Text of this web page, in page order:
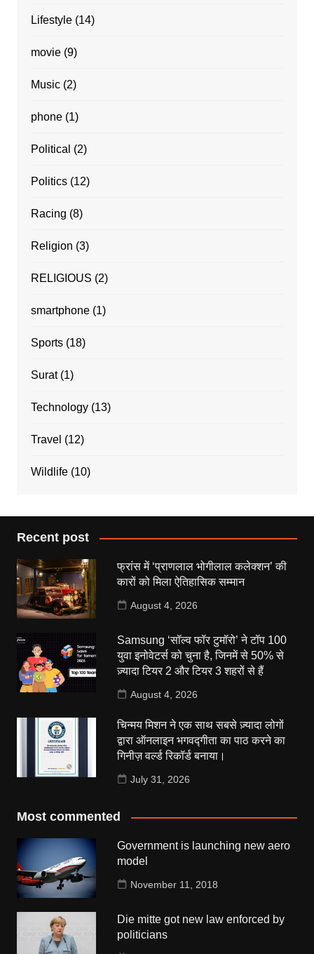
Lifestyle(14)
movie(9)
Music(2)
phone(1)
Political (2)
Politics(12)
Racing (8)
Religion (3)
RELIGIOUS (2)
smartphone(1)
Sports(18)
Surat(1)
Technology(13)
Travel (12)
Wildlife(10)
Recent post
फ्रांस में ‘प्राणलाल भोगीलाल कलेक्शन’ की
कारों को मिला ऐतिहासिक सम्मान
August 4, 2026
Samsung ‘सॉल्व फॉर टुमॉरो’ ने टॉप 100
युवा इनोवेटर्स को चुना है, जिनमें से 50% से
ज़्यादा टियर 2 और टियर 3 शहरों से हैं
August 4, 2026
चिन्मय मिशन ने एक साथ सबसे ज़्यादा लोगों
द्वारा ऑनलाइन भगवद्गीता का पाठ करने का
गिनीज़ वर्ल्ड रिकॉर्ड बनाया।
July 31, 2026
Most commented
Government is launching new aero
model
November 11, 2018
Die mitte got new law enforced by
politicians